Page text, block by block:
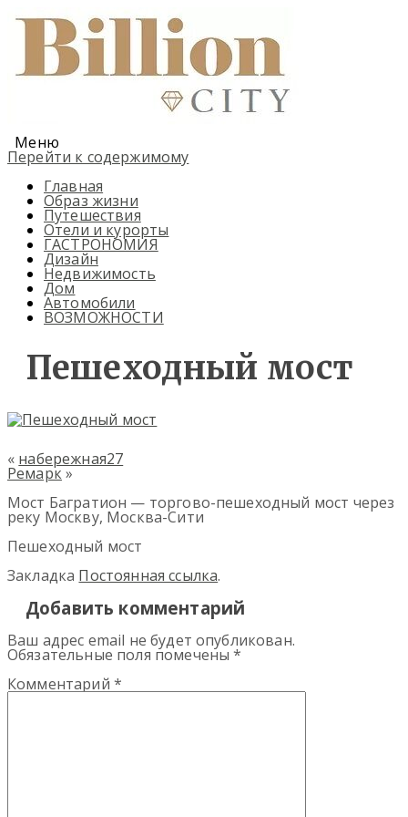
Меню
Перейти к содержимому
Главная
Образ жизни
Путешествия
Отели и курорты
ГАСТРОНОМИЯ
Дизайн
Недвижимость
Дом
Автомобили
ВОЗМОЖНОСТИ
Пешеходный мост
« набережная27
Ремарк»
Мост Багратион — торгово-пешеходный мост через
реку Москву, Москва-Сити
Пешеходный мост
Закладка Постоянная ссылка.
Добавить комментарий
Ваш адрес email не будет опубликован.
Обязательные поля помечены*
Комментарий *